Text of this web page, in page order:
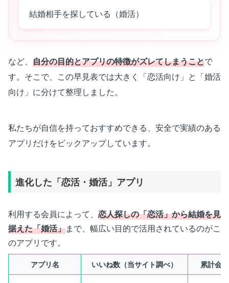
結婚相手を探している（婚活）
など、 自分の目的とアプリの特徴がズレてしまうことで
す。そこで、この早見表では大きく「恋活向け」と「婚活
向け」に分けて整理しました。
私たちが自信を持っておすすめできる、安全で実績のある
アプリだけをピックアップしています。
進化した「恋活・婚活」アプリ
利用する会員によって、 恋人探しの「恋活」から結婚を見
据えた「婚活」まで、幅広い目的で活用されているのがこ
のアプリです。
アプリ名 いいね数（当サイト調べ） 累計会